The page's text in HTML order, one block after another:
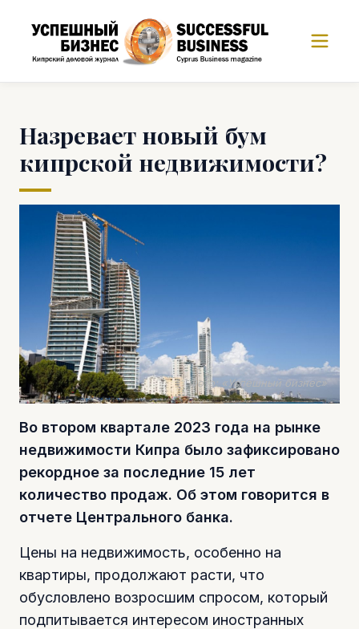
Назревает новый бум
кипрской недвижимости?
Фото: «Успешный бизнес»
Во втором квартале 2023 года на рынке
недвижимости Кипра было зафиксировано
рекордное за последние 15 лет
количество продаж. Об этом говорится в
отчете Центрального банка.
Цены на недвижимость, особенно на
квартиры, продолжают расти, что
обусловлено возросшим спросом, который
подпитывается интересом иностранных